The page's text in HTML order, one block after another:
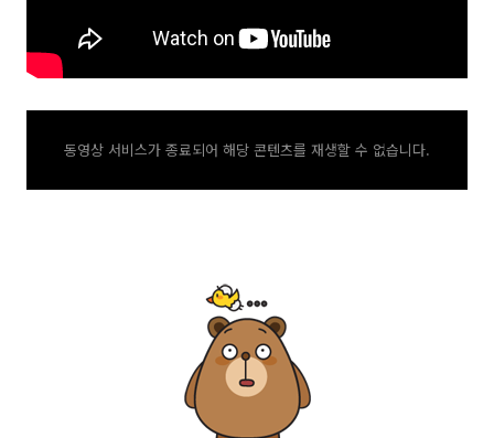
동영상 서비스가 종료되어 해당 콘텐츠를 재생할 수 없습니다.